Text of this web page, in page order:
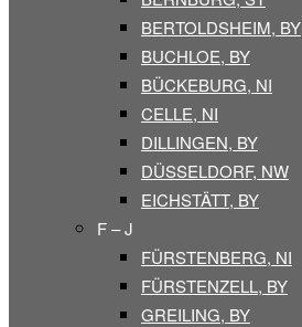
BERTOLDSHEIM, BY
BUCHLOE, BY
BÜCKEBURG, NI
CELLE, NI
DILLINGEN, BY
DÜSSELDORF, NW
EICHSTÄTT, BY
F – J
FÜRSTENBERG, NI
FÜRSTENZELL, BY
GREILING, BY